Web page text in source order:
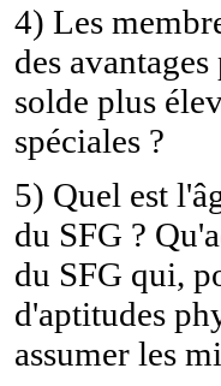
4) Les
des
solde plus
spéciales ?
5) Quel est
du SFG ?
du SFG qui,
d'aptitudes
assumer les